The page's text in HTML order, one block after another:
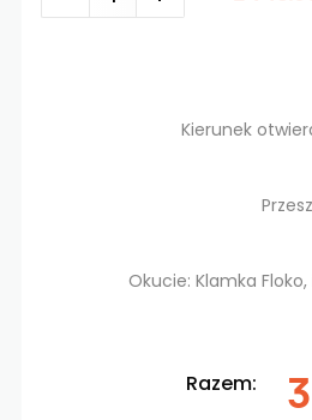
Kierunek
Okucie: Klamka
Razem: